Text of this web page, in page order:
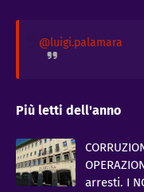
@luigi.palamara
Più letti dell'anno
arresti. I